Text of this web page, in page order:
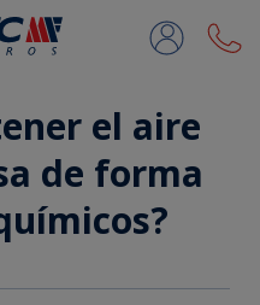
el aire
de forma